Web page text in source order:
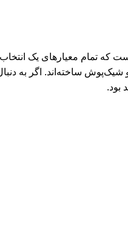
که تمام معیارهای یک
و شیک‌پوش ساخته‌اند. اگر به
بود.